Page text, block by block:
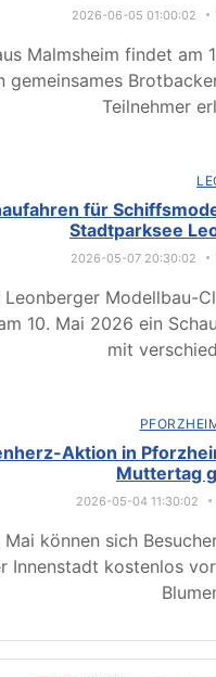
2026-06-05 01:00:02
Malmsheim findet am
gemeinsames
Teilnehmer
für
Stadtparksee
2026-05-07 20:30:02
Leonberger Modellbau-
10. Mai 2026 ein
mit
Aktion in
Muttertag
2026-05-04 11:30:02
Mai können sich
Innenstadt kostenlos